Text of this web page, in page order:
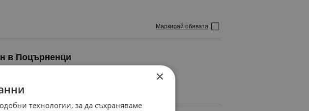
Маркирай обявата
в Поцърненци
×
технологии, за да съхраняваме